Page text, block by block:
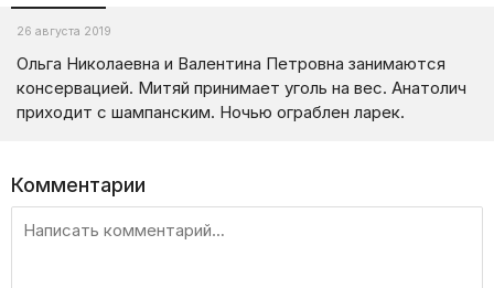
26 августа 2019
Ольга Николаевна и Валентина Петровна занимаются
консервацией. Митяй принимает уголь на вес. Анатолич
приходит с шампанским. Ночью ограблен ларек.
Комментарии